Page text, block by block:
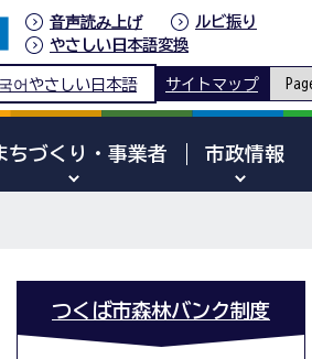
音声読み上げ
ルビ振り
やさしい日本語変換
어 やさしい日本語 サイトマップ
ちづくり・事業者 市政情報
つくば市森林バンク制度